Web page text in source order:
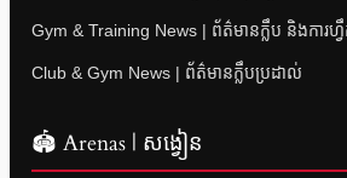
Gym & Training News | ព័ត៌មានក្លឹប និងការហ្
Club & Gym News | ព័ត៌មានក្លឹបប្រដាល់
🏟 Arenas | សង្វៀន